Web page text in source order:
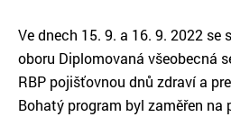
Ve dnech 15. 9. a 16. 9. 2022
oboru Diplomovaná všeobecná
RBP pojišťovnou dnů zdraví a
Bohatý program byl zaměřen